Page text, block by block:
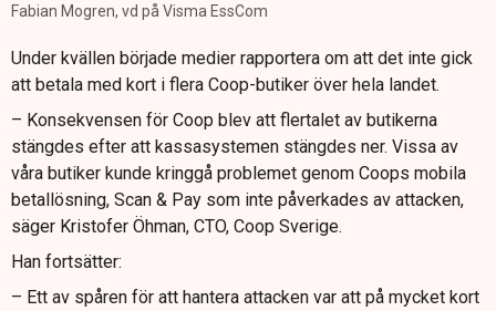
Fabian Mogren, vd på Visma EssCom
Under kvällen började medier rapportera om att det inte gick
att betala med kort i flera Coop-butiker över hela landet.
– Konsekvensen för Coop blev att flertalet av butikerna
stängdes efter att kassasystemen stängdes ner. Vissa av
våra butiker kunde kringgå problemet genom Coops mobila
betallösning, Scan & Pay som inte påverkades av attacken,
säger Kristofer Öhman, CTO, Coop Sverige.
Han fortsätter:
– Ett av spåren för att hantera attacken var att på mycket kort